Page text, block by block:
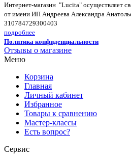
Интернет-магазин "Lucita" осуществляет
от имени ИП Андреева Александра
310784729300403
подробнее
Политика конфиденциальности
Отзывы о магазине
Меню
Корзина
Главная
Личный кабинет
Избранное
Товары к сравнению
Мастер-классы
Есть вопрос?
Сервис